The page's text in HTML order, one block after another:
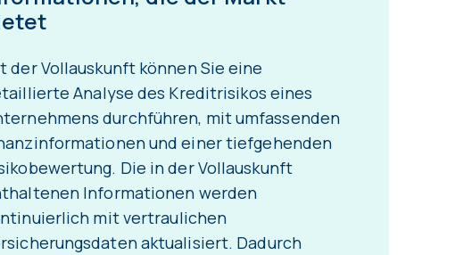
der Vollauskunft können Sie eine
Analyse des Kreditrisikos eines
durchführen, mit umfassenden
und einer tiefgehenden
Die in der Vollauskunft
Informationen werden
mit vertraulichen
aktualisiert. Dadurch